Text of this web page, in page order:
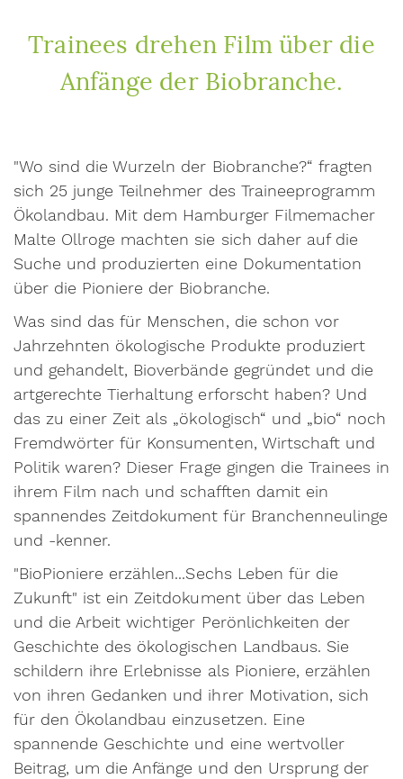
Trainees drehen Film über die
Anfänge der Biobranche.
"Wo sind die Wurzeln der Biobranche?“ fragten
sich 25 junge Teilnehmer des Traineeprogramm
Ökolandbau. Mit dem Hamburger Filmemacher
Malte Ollroge machten sie sich daher auf die
Suche und produzierten eine Dokumentation
über die Pioniere der Biobranche.
Was sind das für Menschen, die schon vor
Jahrzehnten ökologische Produkte produziert
und gehandelt, Bioverbände gegründet und die
artgerechte Tierhaltung erforscht haben? Und
das zu einer Zeit als „ökologisch“ und „bio“ noch
Fremdwörter für Konsumenten, Wirtschaft und
Politik waren? Dieser Frage gingen die Trainees in
ihrem Film nach und schafften damit ein
spannendes Zeitdokument für Branchenneulinge
und -kenner.
"BioPioniere erzählen...Sechs Leben für die
Zukunft" ist ein Zeitdokument über das Leben
und die Arbeit wichtiger Perönlichkeiten der
Geschichte des ökologischen Landbaus. Sie
schildern ihre Erlebnisse als Pioniere, erzählen
von ihren Gedanken und ihrer Motivation, sich
für den Ökolandbau einzusetzen. Eine
spannende Geschichte und eine wertvoller
Beitrag, um die Anfänge und den Ursprung der